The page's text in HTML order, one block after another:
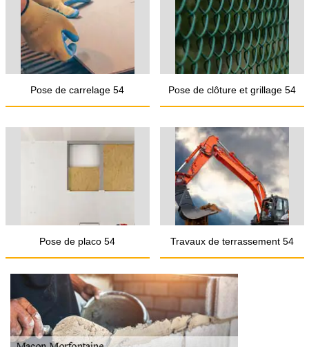
Pose de carrelage 54 Pose de clôture et grillage 54
Pose de placo 54 Travaux de terrassement 54